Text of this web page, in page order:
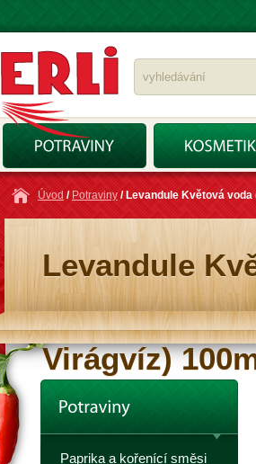
Úvod / Potraviny / Levandule Květová
Levandule
Virágvíz)
Paprika a kořenící směsi